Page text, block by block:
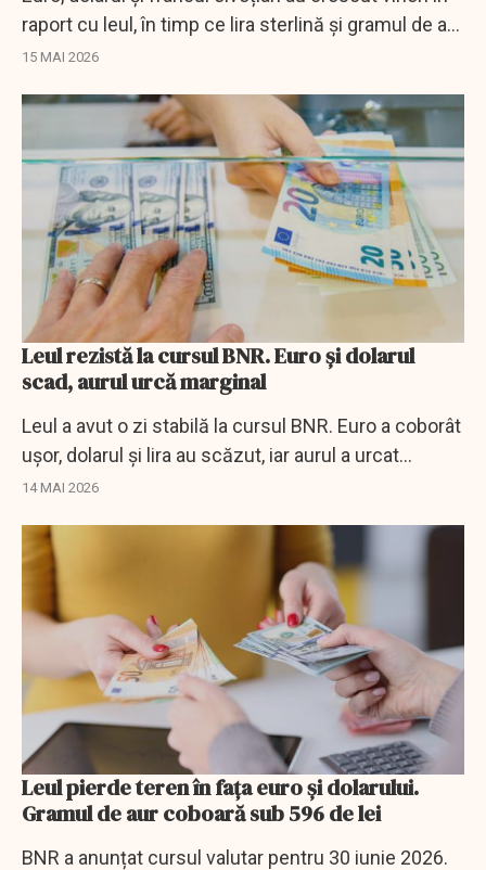
raport cu leul, în timp ce lira sterlină și gramul de aur
au scăzut.
15 MAI 2026
Leul rezistă la cursul BNR. Euro și dolarul
scad, aurul urcă marginal
Leul a avut o zi stabilă la cursul BNR. Euro a coborât
ușor, dolarul și lira au scăzut, iar aurul a urcat
marginal.
14 MAI 2026
Leul pierde teren în fața euro și dolarului.
Gramul de aur coboară sub 596 de lei
BNR a anunțat cursul valutar pentru 30 iunie 2026.